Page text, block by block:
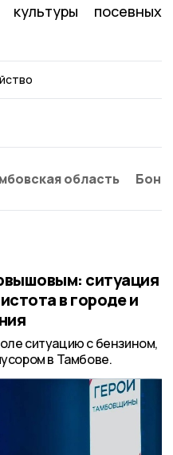
посевных
область
ситуация
в городе и
ситуацию с бензином,
в Тамбове.